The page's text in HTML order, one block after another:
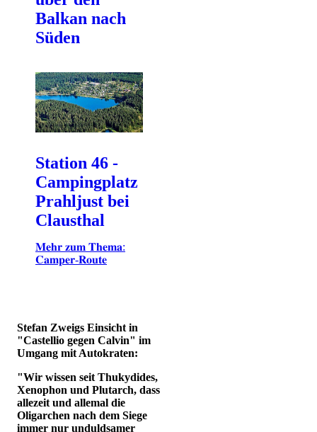
Balkan nach
Süden
Station 46 -
Campingplatz
Prahljust bei
Clausthal
𝐌𝐞𝐡𝐫 𝐳𝐮𝐦 𝐓𝐡𝐞𝐦𝐚:
𝐂𝐚𝐦𝐩𝐞𝐫-𝐑𝐨𝐮𝐭𝐞
Stefan Zweigs Einsicht in
"Castellio gegen Calvin" im
Umgang mit Autokraten:
"Wir wissen seit Thukydides,
Xenophon und Plutarch, dass
allezeit und allemal die
Oligarchen nach dem Siege
immer nur unduldsamer